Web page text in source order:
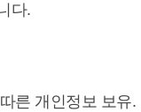
다.
른 개인정보 보유.